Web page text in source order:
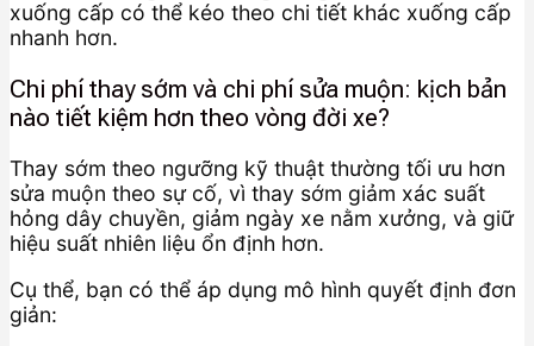
xuống cấp có thể kéo theo chi tiết khác xuống cấp
nhanh hơn.
Chi phí thay sớm và chi phí sửa muộn: kịch bản
nào tiết kiệm hơn theo vòng đời xe?
Thay sớm theo ngưỡng kỹ thuật thường tối ưu hơn
sửa muộn theo sự cố, vì thay sớm giảm xác suất
hỏng dây chuyền, giảm ngày xe nằm xưởng, và giữ
hiệu suất nhiên liệu ổn định hơn.
Cụ thể, bạn có thể áp dụng mô hình quyết định đơn
giản: